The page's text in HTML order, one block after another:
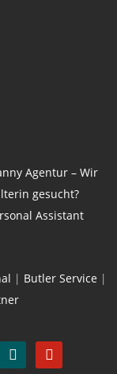
Agentur – Wir
gesucht?
Assistant
| Butler Service |
xing pinterest